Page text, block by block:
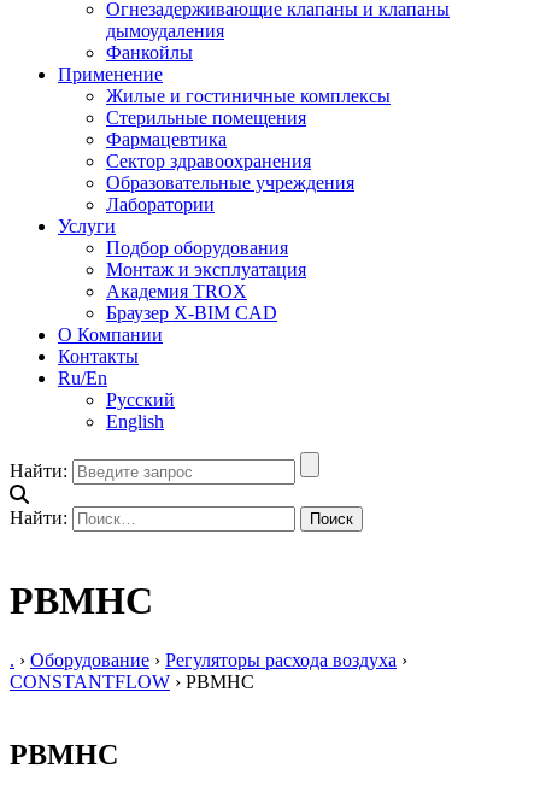
Огнезадерживающие клапаны и клапаны
дымоудаления
Фанкойлы
Применение
Жилые и гостиничные комплексы
Стерильные помещения
Фармацевтика
Сектор здравоохранения
Образовательные учреждения
Лаборатории
Услуги
Подбор оборудования
Монтаж и эксплуатация
Академия TROX
Браузер X-BIM CAD
О Компании
Контакты
Ru/En
Русский
English
Найти:
Найти:
PBMHC
. › Оборудование › Регуляторы расхода воздуха ›
CONSTANTFLOW › PBMHC
PBMHC